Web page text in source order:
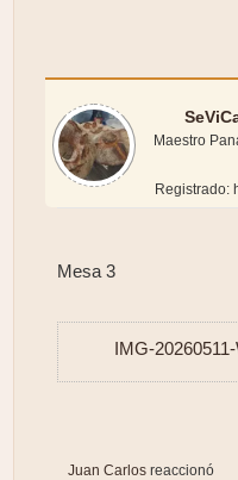
Maestro
Registrado:
Mesa 3
IMG-
Juan Carlos reaccionó